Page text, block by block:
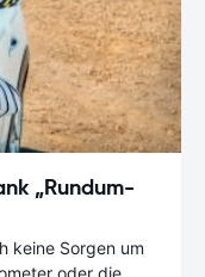
„Rundum-
keine Sorgen um
oder die